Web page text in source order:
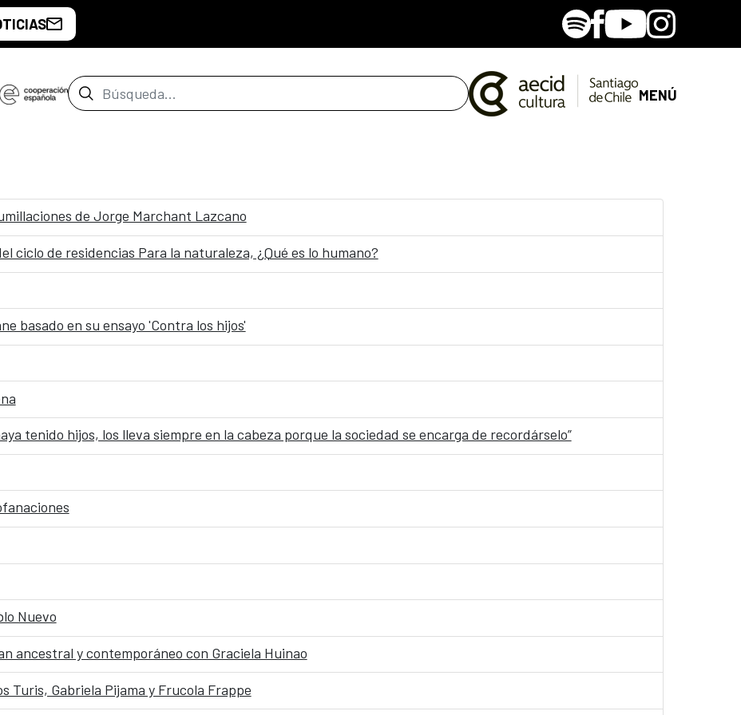
SpotifyFacebook
YoutubeInstagram
Barra de búsqueda MENÚ
de Jorge Marchant Lazcano
ciclo de residencias Para la naturaleza, ¿Qué es lo humano?
basado en su ensayo 'Contra los hijos'
tenido hijos, los lleva siempre en la cabeza porque la sociedad se encarga de recordárselo”
Nuevo
ancestral y contemporáneo con Graciela Huinao
Turis, Gabriela Pijama y Frucola Frappe